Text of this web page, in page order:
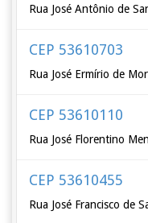
Rua José Antônio de
CEP 53610703
Rua José Ermírio de
CEP 53610110
Rua José Florentino
CEP 53610455
Rua José Francisco de